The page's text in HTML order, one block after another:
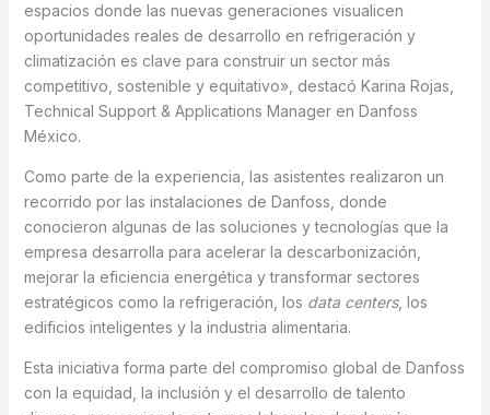
espacios donde las nuevas generaciones visualicen
oportunidades reales de desarrollo en refrigeración y
climatización es clave para construir un sector más
competitivo, sostenible y equitativo», destacó Karina Rojas,
Technical Support & Applications Manager en Danfoss
México.
Como parte de la experiencia, las asistentes realizaron un
recorrido por las instalaciones de Danfoss, donde
conocieron algunas de las soluciones y tecnologías que la
empresa desarrolla para acelerar la descarbonización,
mejorar la eficiencia energética y transformar sectores
estratégicos como la refrigeración, los data centers, los
edificios inteligentes y la industria alimentaria.
Esta iniciativa forma parte del compromiso global de Danfoss
con la equidad, la inclusión y el desarrollo de talento